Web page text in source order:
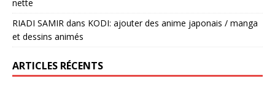
nette
RIADI SAMIR dans KODI: ajouter des anime japonais / manga
et dessins animés
ARTICLES RÉCENTS